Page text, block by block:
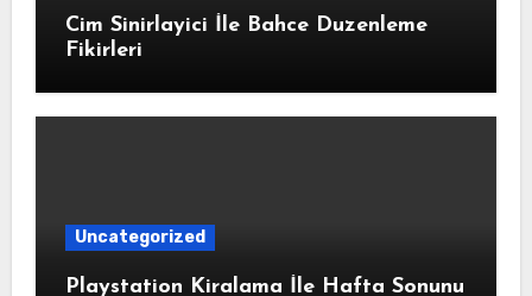
Cim Sinirlayici İle Bahce Duzenleme
Fikirleri
Uncategorized
Playstation Kiralama İle Hafta Sonunu